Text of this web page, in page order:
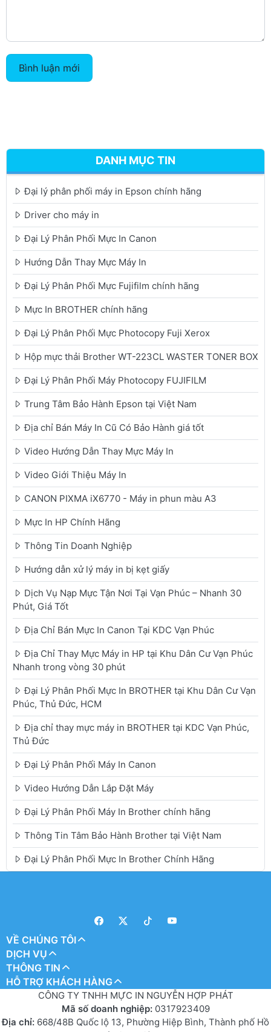
Bình luận mới
DANH MỤC TIN
Đại lý phân phối máy in Epson chính hãng
Driver cho máy in
Đại Lý Phân Phối Mực In Canon
Hướng Dẫn Thay Mực Máy In
Đại Lý Phân Phối Mực Fujifilm chính hãng
Mực In BROTHER chính hãng
Đại Lý Phân Phối Mực Photocopy Fuji Xerox
Hộp mực thải Brother WT-223CL WASTER TONER BOX
Đại Lý Phân Phối Máy Photocopy FUJIFILM
Trung Tâm Bảo Hành Epson tại Việt Nam
Địa chỉ Bán Máy In Cũ Có Bảo Hành giá tốt
Video Hướng Dẫn Thay Mực Máy In
Video Giới Thiệu Máy In
CANON PIXMA iX6770 - Máy in phun màu A3
Mực In HP Chính Hãng
Thông Tin Doanh Nghiệp
Hướng dẫn xử lý máy in bị kẹt giấy
Dịch Vụ Nạp Mực Tận Nơi Tại Vạn Phúc – Nhanh 30
Phút, Giá Tốt
Địa Chỉ Bán Mực In Canon Tại KDC Vạn Phúc
Địa Chỉ Thay Mực Máy in HP tại Khu Dân Cư Vạn Phúc
Nhanh trong vòng 30 phút
Đại Lý Phân Phối Mực In BROTHER tại Khu Dân Cư Vạn
Phúc, Thủ Đức, HCM
Địa chỉ thay mực máy in BROTHER tại KDC Vạn Phúc,
Thủ Đức
Đại Lý Phân Phối Máy In Canon
Video Hướng Dẫn Lắp Đặt Máy
Đại Lý Phân Phối Máy In Brother chính hãng
Thông Tin Tâm Bảo Hành Brother tại Việt Nam
Đại Lý Phân Phối Mực In Brother Chính Hãng
VỀ CHÚNG TÔI
DỊCH VỤ
THÔNG TIN
HỖ TRỢ KHÁCH HÀNG
CÔNG TY TNHH MỰC IN NGUYỄN HỢP PHÁT
Mã số doanh nghiệp: 0317923409
Địa chỉ: 668/48B Quốc lộ 13, Phường Hiệp Bình, Thành phố Hồ